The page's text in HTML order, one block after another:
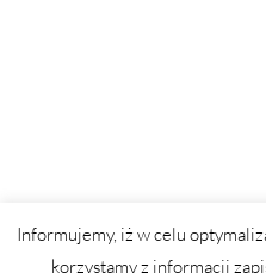
Informujemy, iż w celu
korzystamy z informacji